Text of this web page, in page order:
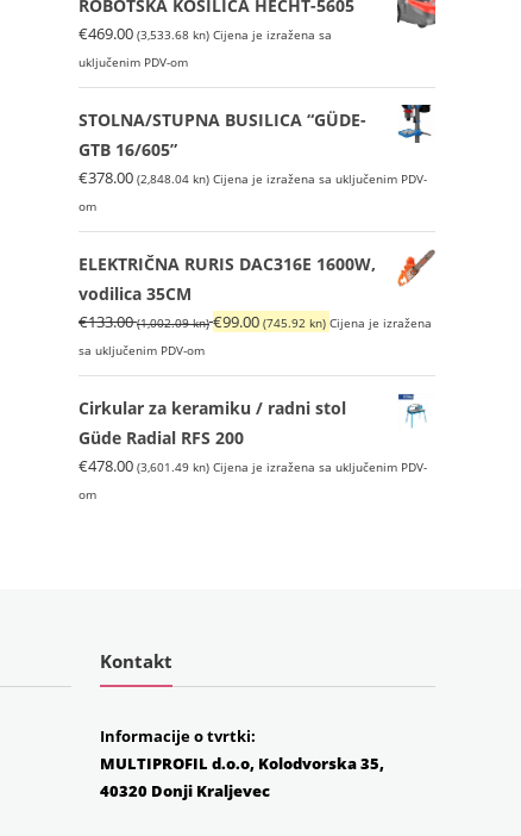
ROBOTSKA KOSILICA HECHT-5605
€469.00 (3,533.68 kn) Cijena je izražena sa
uključenim PDV-om
STOLNA/STUPNA BUSILICA “GÜDE-
GTB 16/605”
€378.00 (2,848.04 kn) Cijena je izražena sa uključenim PDV-
om
ELEKTRIČNA RURIS DAC316E 1600W,
vodilica 35CM
€133.00 (1,002.09 kn)Izvorna
bila
je:
€133.00
€99.00 (745.92 kn) Trenutna
je:
€99.00
Cijena je izražena
sa uključenim PDV-om
Cirkular za keramiku / radni stol
Güde Radial RFS 200
€478.00 (3,601.49 kn) Cijena je izražena sa uključenim PDV-
om
Kontakt
Informacije o tvrtki:
MULTIPROFIL d.o.o, Kolodvorska 35,
40320 Donji Kraljevec